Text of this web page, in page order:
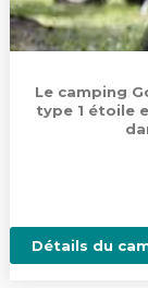
Le camping
type 1 étoile
Détails du